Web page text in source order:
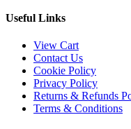
Useful Links
View Cart
Contact Us
Cookie Policy
Privacy Policy
Returns & Refunds
Terms & Conditions